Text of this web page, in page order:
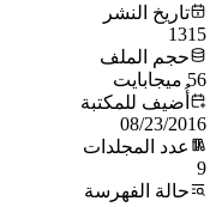
تاريخ النشر
1315
حجم الملف
56 ميجابايت
أُضيف للمكتبة
08/23/2016
عدد المجلدات
9
حالة الفهرسة